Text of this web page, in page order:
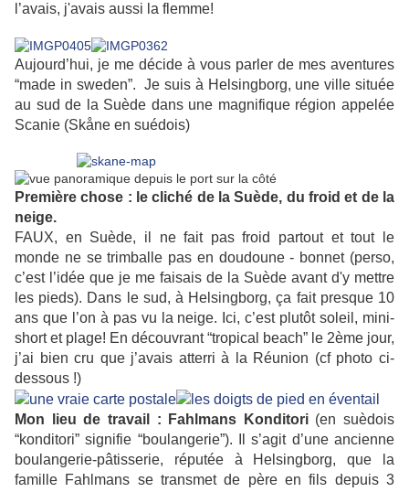
l’avais, j'avais aussi la flemme!
Aujourd’hui, je me décide à vous parler de mes aventures
“made in sweden”. Je suis à Helsingborg, une ville située
au sud de la Suède dans une magnifique région appelée
Scanie (Skåne en suédois)
Première chose : le cliché de la Suède, du froid et de la
neige.
FAUX, en Suède, il ne fait pas froid partout et tout le
monde ne se trimballe pas en doudoune - bonnet (perso,
c’est l’idée que je me faisais de la Suède avant d'y mettre
les pieds). Dans le sud, à Helsingborg, ça fait presque 10
ans que l’on à pas vu la neige. Ici, c’est plutôt soleil, mini-
short et plage! En découvrant “tropical beach” le 2ème jour,
j’ai bien cru que j’avais atterri à la Réunion (cf photo ci-
dessous !)
Mon lieu de travail : Fahlmans Konditori (en suèdois
“konditori” signifie “boulangerie”). Il s’agit d’une ancienne
boulangerie-pâtisserie, réputée à Helsingborg, que la
famille Fahlmans se transmet de père en fils depuis 3